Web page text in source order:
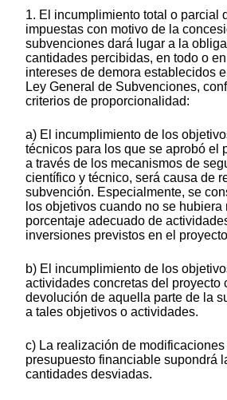
1. El incumplimiento total o parcial
impuestas con motivo de la
subvenciones dará lugar a la
cantidades percibidas, en todo o
intereses de demora establecidos
Ley General de Subvenciones,
criterios de proporcionalidad:
a) El incumplimiento de los
técnicos para los que se aprobó el
a través de los mecanismos de
científico y técnico, será causa de
subvención. Especialmente, se
los objetivos cuando no se hubiera
porcentaje adecuado de
inversiones previstos en el
b) El incumplimiento de los
actividades concretas del proyecto
devolución de aquella parte de la
a tales objetivos o actividades.
c) La realización de modificaciones
presupuesto financiable supondrá
cantidades desviadas.